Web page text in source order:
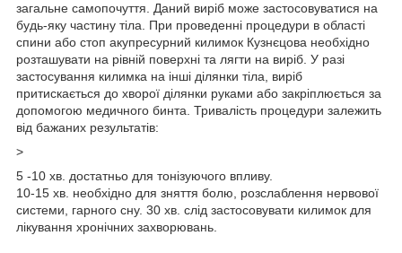
загальне самопочуття. Даний виріб може застосовуватися на
будь-яку частину тіла. При проведенні процедури в області
спини або стоп акупресурний килимок Кузнєцова необхідно
розташувати на рівній поверхні та лягти на виріб. У разі
застосування килимка на інші ділянки тіла, виріб
притискається до хворої ділянки руками або закріплюється за
допомогою медичного бинта. Тривалість процедури залежить
від бажаних результатів:
>
5 -10 хв. достатньо для тонізуючого впливу.
10-15 хв. необхідно для зняття болю, розслаблення нервової
системи, гарного сну. 30 хв. слід застосовувати килимок для
лікування хронічних захворювань.